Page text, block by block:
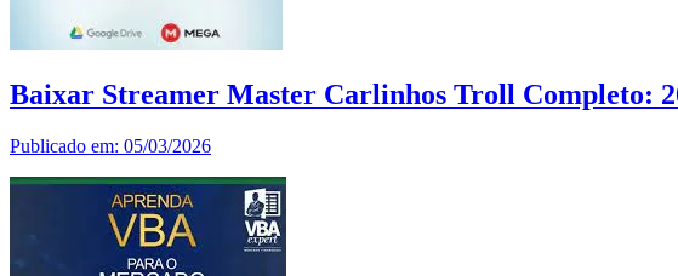
Baixar Streamer Master Carlinhos Troll Completo:
Publicado em: 05/03/2026